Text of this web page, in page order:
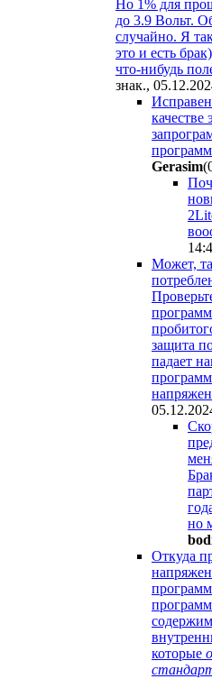
Но 1% для
до 3.9 Вольт.
случайно. Я
это и есть
что-нибудь
знак.,
качестве
Gerasim
Может,
защита
падает
но
Откуда
которые